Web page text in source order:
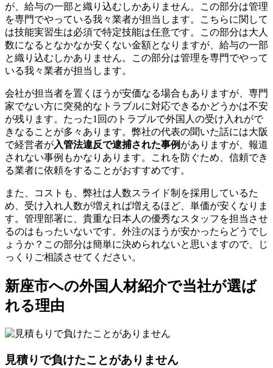
が、給与の一部と織り込むしかありません。この部分は管理
を専門でやっている我々業者が担当します。こちらに関して
は技能実習生は必須で特定技能は任意です。この部分は大人
数になるとなかなか安くない金額となりますが、給与の一部
と織り込むしかありません。この部分は管理を専門でやって
いる我々業者が担当します。
会社が担当者を置くほうが安価なる場合もありますが、専門
家でない方に突発的なトラブルに対応できるかどうかは不安
が残ります。たった1回のトラブルで外国人の受け入れがで
きなることが多々あります。弊社の代表の聞いた話には大阪
で経営者が入管法違反で逮捕された事例 がありますが、報道
されない事例もかなりあります。これを防ぐため、信頼でき
る業者に依頼をすることがおすすめです。
また、コストも、弊社は人数スライド制を採用しているた
め、受け入れ人数が増えれば増えるほど、単価が安くなりま
す。管理部署に、貴重な日本人の優秀なスタッフを担当させ
るのはもったいないです。外注のほうが安かったらどうでし
ょうか？この部分は簡単に決められないと思いますので、じ
っくりご相談させてください。
新座市への外国人材紹介で当社が選ば
れる理由
見積りで負けたことがありません